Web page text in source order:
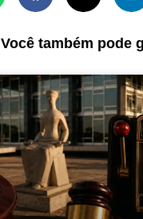
Você também pode